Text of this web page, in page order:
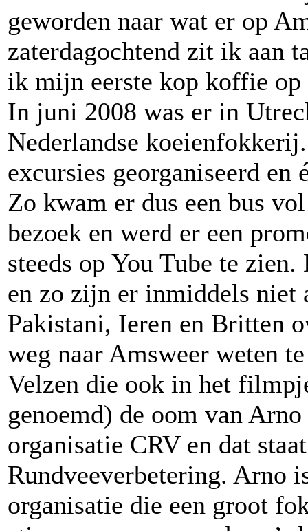
geworden naar wat er op
zaterdagochtend zit ik aan
ik mijn eerste kop koffie op
In juni 2008 was er in
Nederlandse
excursies georganiseerd en
Zo kwam er dus een bus
bezoek en werd er een
steeds op You Tube te
en zo zijn er inmiddels niet
Pakistani, Ieren en Britten
weg naar Amsweer weten
Velzen die ook in het
genoemd) de oom van
organisatie CRV en dat
Rundveeverbetering. Arno
organisatie die een groot